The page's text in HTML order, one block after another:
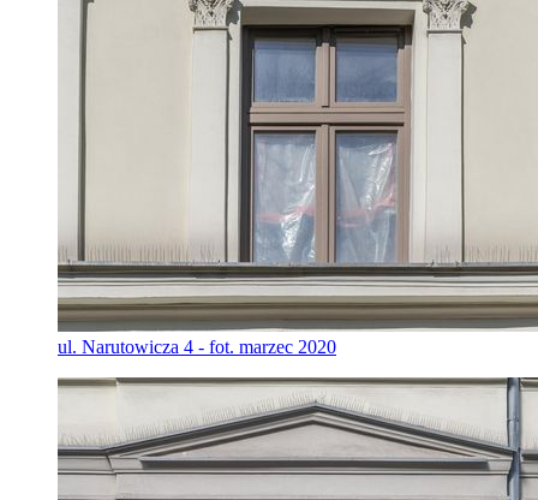
ul. Narutowicza 4 - fot. marzec 2020